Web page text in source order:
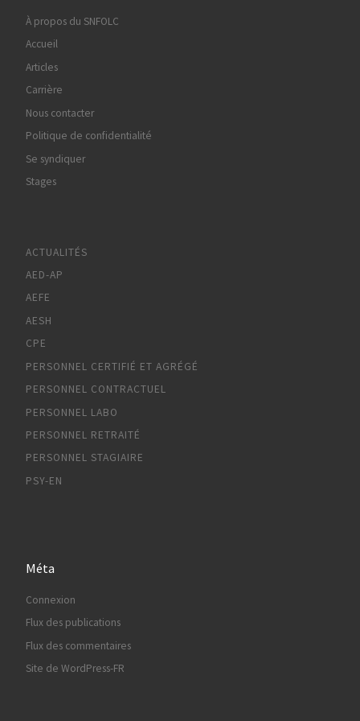
À propos du SNFOLC
Accueil
Articles
Carrière
Nous contacter
Politique de confidentialité
Se syndiquer
Stages
ACTUALITÉS
AED-AP
AEFE
AESH
CPE
PERSONNEL CERTIFIÉ ET AGRÉGÉ
PERSONNEL CONTRACTUEL
PERSONNEL LABO
PERSONNEL RETRAITÉ
PERSONNEL STAGIAIRE
PSY-EN
Méta
Connexion
Flux des publications
Flux des commentaires
Site de WordPress-FR